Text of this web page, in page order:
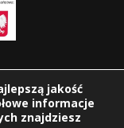
jakość
informacje
znajdziesz